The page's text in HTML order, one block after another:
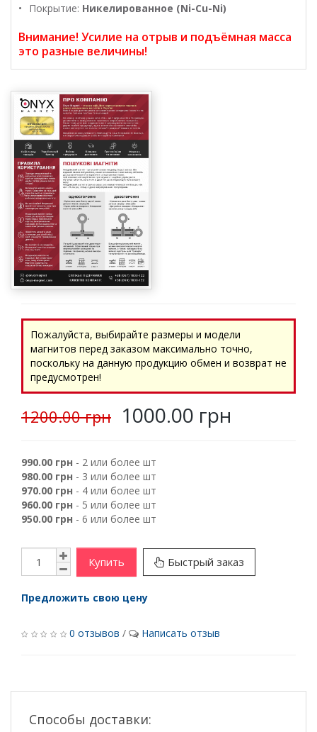
Покрытие: Никелированное (Ni-Cu-Ni)
Внимание! Усилие на отрыв и подъёмная масса
это разные величины!
Пожалуйста, выбирайте размеры и модели
магнитов перед заказом максимально точно,
поскольку на данную продукцию обмен и возврат не
предусмотрен!
1200.00 грн 1000.00 грн
990.00 грн - 2 или более шт
980.00 грн - 3 или более шт
970.00 грн - 4 или более шт
960.00 грн - 5 или более шт
950.00 грн - 6 или более шт
Купить Быстрый заказ
Предложить свою цену
0 отзывов / Написать отзыв
Способы доставки: